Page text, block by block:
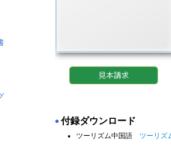
◉ 付録ダウンロード
ツーリズム中国語 ツーリズ